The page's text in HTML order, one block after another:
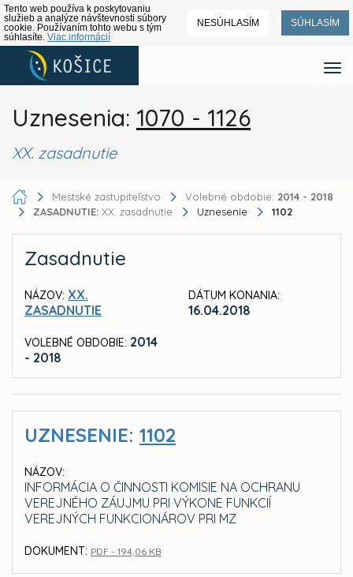
Tento web používa k poskytovaniu
služieb a analýze návštevnosti súbory
cookie. Používaním tohto webu s tým
súhlasíte. Viac informácií
NESÚHLASÍM SÚHLASÍM
Uznesenia: 1070 - 1126
XX. zasadnutie
Mestské zastupiteľstvo Volebné obdobie: 2014 - 2018
ZASADNUTIE: XX. zasadnutie Uznesenie 1102
Zasadnutie
NÁZOV: XX.
ZASADNUTIE
VOLEBNÉ OBDOBIE: 2014
- 2018
DÁTUM KONANIA:
16.04.2018
UZNESENIE: 1102
NÁZOV:
INFORMÁCIA O ČINNOSTI KOMISIE NA OCHRANU
VEREJNÉHO ZÁUJMU PRI VÝKONE FUNKCIÍ
VEREJNÝCH FUNKCIONÁROV PRI MZ
DOKUMENT: PDF - 194,06 KB